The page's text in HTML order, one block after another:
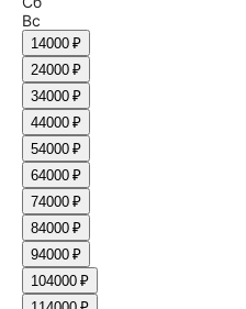
Вс
14000 ₽
24000 ₽
34000 ₽
44000 ₽
54000 ₽
64000 ₽
74000 ₽
84000 ₽
94000 ₽
104000 ₽